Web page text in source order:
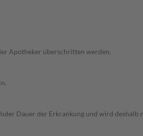
Apotheker überschritten werden.
Dauer der Erkrankung und wird deshalb